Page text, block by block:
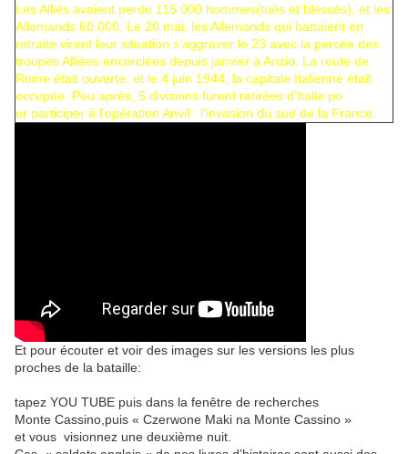
Les Alliés avaient perdu 115 000 hommes(tués et blessés), et les
Allemands 60 000. Le 20 mai, les Allemands qui battaient en
retraite virent leur situation s’aggraver le 23 avec la percée des
troupes Alliées encerclées depuis janvier à Anzio. La route de
Rome était ouverte, et le 4 juin 1944, la capitale Italienne était
occupée. Peu après, 5 divisions furent retirées d’Italie po
ur participer à l’opération Anvil : l’invasion du sud de la France.
Et pour écouter et voir des images sur les versions les plus
proches de la bataille:
tapez YOU TUBE puis dans la fenêtre de recherches
Monte Cassino,puis « Czerwone Maki na Monte Cassino »
et vous visionnez une deuxième nuit.